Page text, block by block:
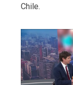
Chile.